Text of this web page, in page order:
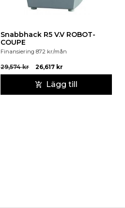
Snabbhack R5 V.V ROBOT-
COUPE
Finansiering 872 kr/mån
29,574kr 26,617 kr
Lägg till